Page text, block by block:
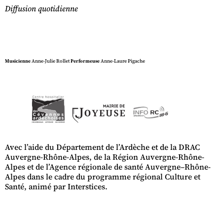
Diffusion quotidienne
MusicienneAnne-Julie RolletPerformeuseAnne-Laure Pigache
Avec l’aide du Département de l’Ardèche et de la DRAC
Auvergne-Rhône-Alpes, de la Région Auvergne-Rhône-
Alpes et de l’Agence régionale de santé Auvergne–Rhône-
Alpes dans le cadre du programme régional Culture et
Santé, animé par Interstices.